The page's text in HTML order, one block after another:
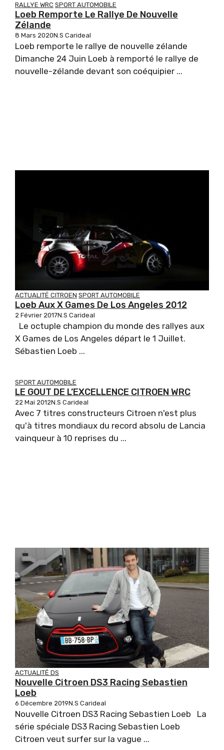
RALLYE WRC SPORT AUTOMOBILE
Loeb Remporte Le Rallye De Nouvelle
Zélande
8 Mars 2020N.S Carideal
Loeb remporte le rallye de nouvelle zélande
Dimanche 24 Juin Loeb à remporté le rallye de
nouvelle-zélande devant son coéquipier ...
ACTUALITÉ CITROEN SPORT AUTOMOBILE
Loeb Aux X Games De Los Angeles 2012
2 Février 2017N.S Carideal
Le octuple champion du monde des rallyes aux
X Games de Los Angeles départ le 1 Juillet.
Sébastien Loeb ...
SPORT AUTOMOBILE
LE GOUT DE L’EXCELLENCE CITROEN WRC
22 Mai 2012N.S Carideal
Avec 7 titres constructeurs Citroen n'est plus
qu'à titres mondiaux du record absolu de Lancia
vainqueur à 10 reprises du ...
ACTUALITÉ DS
Nouvelle Citroen DS3 Racing Sebastien
Loeb
6 Décembre 2019N.S Carideal
Nouvelle Citroen DS3 Racing Sebastien Loeb La
série spéciale DS3 Racing Sebastien Loeb
Citroen veut surfer sur la vague ...